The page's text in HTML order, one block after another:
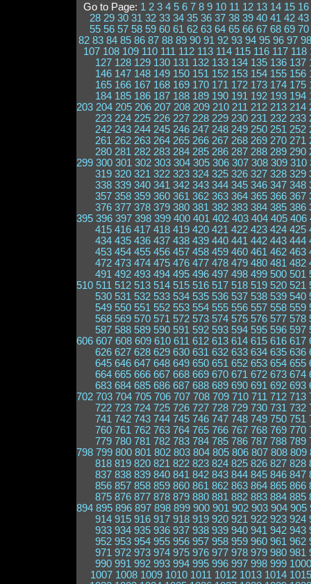
Go to Page: 1 2 3 4 5 6 7 8 9 10 11 12 13 14 15 16
28 29 30 31 32 33 34 35 36 37 38 39 40 41 42 43
55 56 57 58 59 60 61 62 63 64 65 66 67 68 69 70
82 83 84 85 86 87 88 89 90 91 92 93 94 95 96 97 98
107 108 109 110 111 112 113 114 115 116 117 118
127 128 129 130 131 132 133 134 135 136 137
146 147 148 149 150 151 152 153 154 155 156
165 166 167 168 169 170 171 172 173 174 175
184 185 186 187 188 189 190 191 192 193 194
203 204 205 206 207 208 209 210 211 212 213 214
223 224 225 226 227 228 229 230 231 232 233
242 243 244 245 246 247 248 249 250 251 252
261 262 263 264 265 266 267 268 269 270 271
280 281 282 283 284 285 286 287 288 289 290
299 300 301 302 303 304 305 306 307 308 309 310
319 320 321 322 323 324 325 326 327 328 329
338 339 340 341 342 343 344 345 346 347 348
357 358 359 360 361 362 363 364 365 366 367
376 377 378 379 380 381 382 383 384 385 386
395 396 397 398 399 400 401 402 403 404 405 406
415 416 417 418 419 420 421 422 423 424 425
434 435 436 437 438 439 440 441 442 443 444
453 454 455 456 457 458 459 460 461 462 463
472 473 474 475 476 477 478 479 480 481 482
491 492 493 494 495 496 497 498 499 500 501
510 511 512 513 514 515 516 517 518 519 520 521
530 531 532 533 534 535 536 537 538 539 540
549 550 551 552 553 554 555 556 557 558 559
568 569 570 571 572 573 574 575 576 577 578
587 588 589 590 591 592 593 594 595 596 597
606 607 608 609 610 611 612 613 614 615 616 617
626 627 628 629 630 631 632 633 634 635 636
645 646 647 648 649 650 651 652 653 654 655
664 665 666 667 668 669 670 671 672 673 674
683 684 685 686 687 688 689 690 691 692 693
702 703 704 705 706 707 708 709 710 711 712 713
722 723 724 725 726 727 728 729 730 731 732
741 742 743 744 745 746 747 748 749 750 751
760 761 762 763 764 765 766 767 768 769 770
779 780 781 782 783 784 785 786 787 788 789
798 799 800 801 802 803 804 805 806 807 808 809
818 819 820 821 822 823 824 825 826 827 828
837 838 839 840 841 842 843 844 845 846 847
856 857 858 859 860 861 862 863 864 865 866
875 876 877 878 879 880 881 882 883 884 885
894 895 896 897 898 899 900 901 902 903 904 905
914 915 916 917 918 919 920 921 922 923 924
933 934 935 936 937 938 939 940 941 942 943
952 953 954 955 956 957 958 959 960 961 962
971 972 973 974 975 976 977 978 979 980 981
990 991 992 993 994 995 996 997 998 999 1000
1007 1008 1009 1010 1011 1012 1013 1014 1015